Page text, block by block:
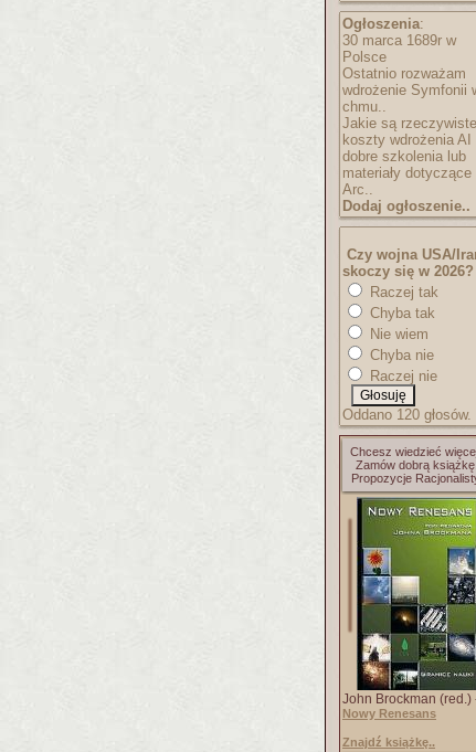
Ogłoszenia:
30 marca 1689r w
Polsce
Ostatnio rozważam
wdrożenie Symfonii
chmu..
Jakie są rzeczywiste
koszty wdrożenia AI
dobre szkolenia lub
materiały dotyczące
Arc..
Dodaj ogłoszenie..
Czy wojna USA/
skoczy się w 2026?
Raczej tak
Chyba tak
Nie wiem
Chyba nie
Raczej nie
Oddano 120 głosów.
Chcesz wiedzieć
Zamów dobrą książkę.
Propozycje
John Brockman (red.)
Nowy Renesans
Znajdź książkę..